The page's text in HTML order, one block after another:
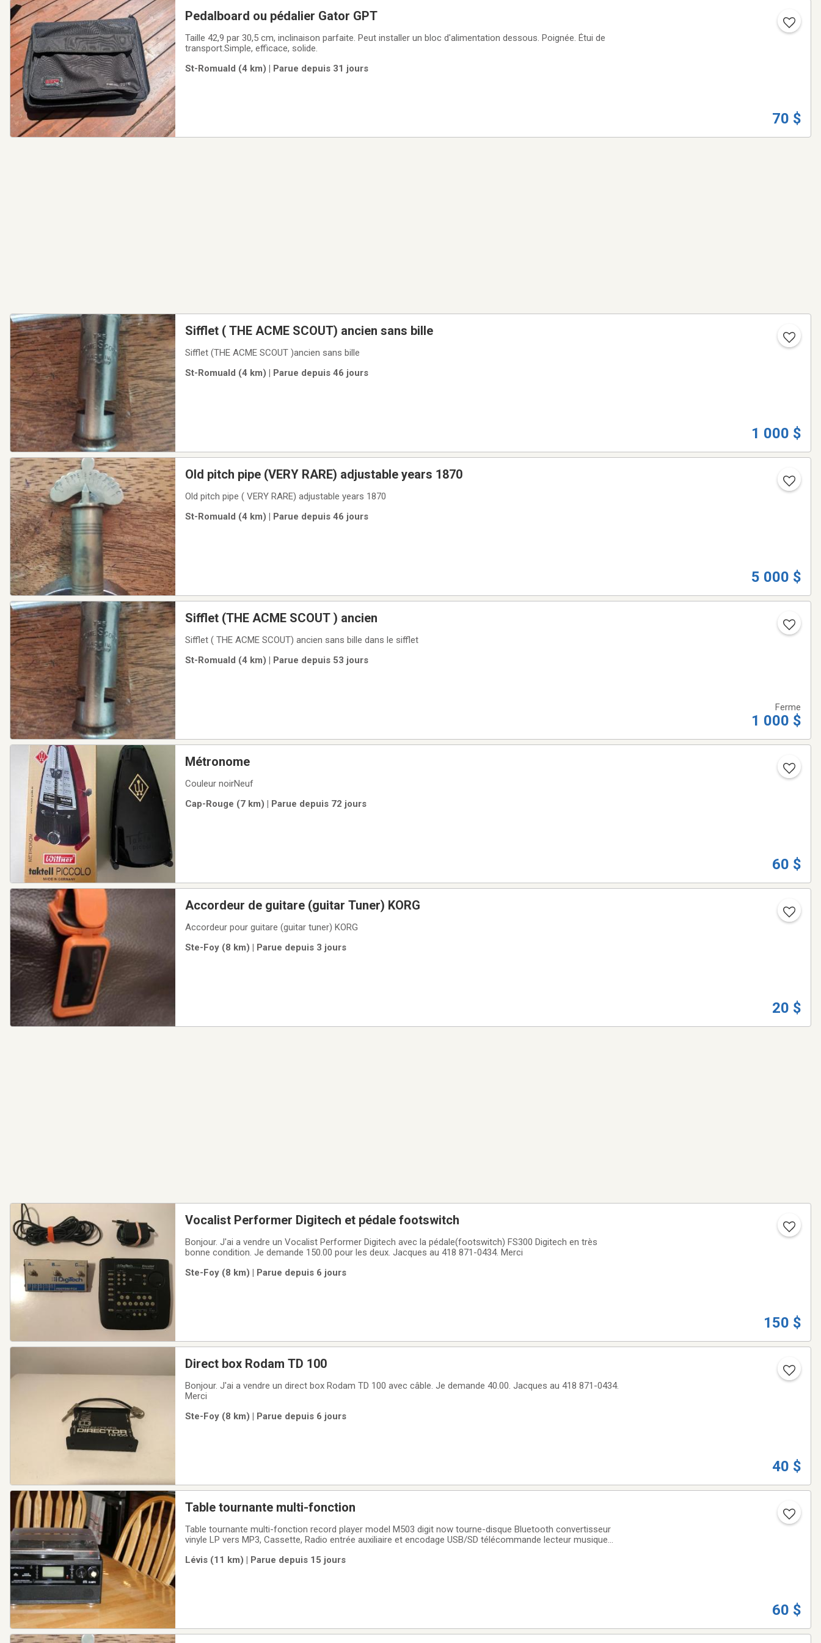
Pedalboard ou pédalier Gator GPT
Taille 42,9 par 30,5 cm, inclinaison parfaite. Peut installer un bloc d'alimentation dessous. Poignée. Étui de
transport.Simple, efficace, solide.
St-Romuald (4 km) | Parue depuis 31 jours
70 $
Sifflet ( THE ACME SCOUT) ancien sans bille
Sifflet (THE ACME SCOUT )ancien sans bille
St-Romuald (4 km) | Parue depuis 46 jours
1 000 $
Old pitch pipe (VERY RARE) adjustable years 1870
Old pitch pipe ( VERY RARE) adjustable years 1870
St-Romuald (4 km) | Parue depuis 46 jours
5 000 $
Sifflet (THE ACME SCOUT ) ancien
Sifflet ( THE ACME SCOUT) ancien sans bille dans le sifflet
St-Romuald (4 km) | Parue depuis 53 jours
Ferme
1 000 $
Métronome
Couleur noirNeuf
Cap-Rouge (7 km) | Parue depuis 72 jours
60 $
Accordeur de guitare (guitar Tuner) KORG
Accordeur pour guitare (guitar tuner) KORG
Ste-Foy (8 km) | Parue depuis 3 jours
20 $
Vocalist Performer Digitech et pédale footswitch
Bonjour. J'ai a vendre un Vocalist Performer Digitech avec la pédale(footswitch) FS300 Digitech en très
bonne condition. Je demande 150.00 pour les deux. Jacques au 418 871-0434. Merci
Ste-Foy (8 km) | Parue depuis 6 jours
150 $
Direct box Rodam TD 100
Bonjour. J'ai a vendre un direct box Rodam TD 100 avec câble. Je demande 40.00. Jacques au 418 871-0434.
Merci
Ste-Foy (8 km) | Parue depuis 6 jours
40 $
Table tournante multi-fonction
Table tournante multi-fonction record player model M503 digit now tourne-disque Bluetooth convertisseur
vinyle LP vers MP3, Cassette, Radio entrée auxiliaire et encodage USB/SD télécommande lecteur musique
Lévis (11 km) | Parue depuis 15 jours
60 $